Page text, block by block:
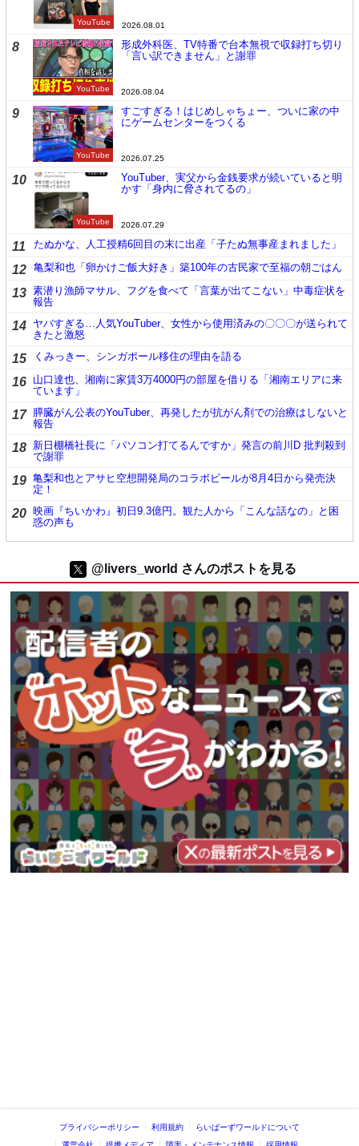
YouTube 2026.08.01
8
YouTube
形成外科医、TV特番で台本無視で収録打ち切り
「言い訳できません」と謝罪
2026.08.04
9
YouTube
すごすぎる！はじめしゃちょー、ついに家の中
にゲームセンターをつくる
2026.07.25
10
YouTube
YouTuber、実父から金銭要求が続いていると明
かす「身内に脅されてるの」
2026.07.29
11 たぬかな、人工授精6回目の末に出産「子たぬ無事産まれました」
12 亀梨和也「卵かけご飯大好き」築100年の古民家で至福の朝ごはん
13 素潜り漁師マサル、フグを食べて「言葉が出てこない」中毒症状を
報告
14 ヤバすぎる…人気YouTuber、女性から使用済みの〇〇〇が送られて
きたと激怒
15 くみっきー、シンガポール移住の理由を語る
16 山口達也、湘南に家賃3万4000円の部屋を借りる「湘南エリアに来
ています」
17 膵臓がん公表のYouTuber、再発したが抗がん剤での治療はしないと
報告
18 新日棚橋社長に「パソコン打てるんですか」発言の前川D 批判殺到
で謝罪
19 亀梨和也とアサヒ空想開発局のコラボビールが8月4日から発売決
定！
20 映画『ちいかわ』初日9.3億円。観た人から「こんな話なの」と困
惑の声も
@livers_world さんのポストを見る
プライバシーポリシー 利用規約 らいばーずワールドについて